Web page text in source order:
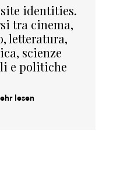
identities.
tra cinema,
letteratura,
scienze
e politiche
lesen